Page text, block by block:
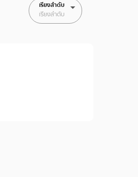
เรียงลำดับ
เรียงลำดับ